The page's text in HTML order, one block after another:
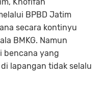
BPBD Jatim
secara kontinyu
BMKG. Namun
bencana yang
lapangan tidak selalu